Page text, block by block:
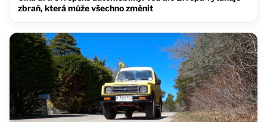
zbraň, která může všechno změnit